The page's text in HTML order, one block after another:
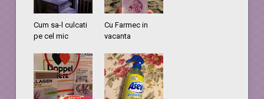
Cum sa-l culcati
pe cel mic
Cu Farmec in
vacanta